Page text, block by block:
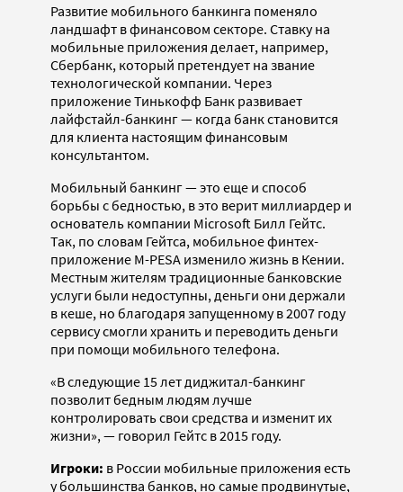
Развитие мобильного банкинга поменяло
ландшафт в финансовом секторе. Ставку на
мобильные приложения делает, например,
Сбербанк, который претендует на звание
технологической компании. Через
приложение Тинькофф Банк развивает
лайфстайл-банкинг — когда банк становится
для клиента настоящим финансовым
консультантом.
Мобильный банкинг — это еще и способ
борьбы с бедностью, в это верит миллиардер и
основатель компании Microsoft Билл Гейтс.
Так, по словам Гейтса, мобильное финтех-
приложение M-PESA изменило жизнь в Кении.
Местным жителям традиционные банковские
услуги были недоступны, деньги они держали
в кеше, но благодаря запущенному в 2007 году
сервису смогли хранить и переводить деньги
при помощи мобильного телефона.
«В следующие 15 лет диджитал-банкинг
позволит бедным людям лучше
контролировать свои средства и изменит их
жизни», — говорил Гейтс в 2015 году.
Игроки: в России мобильные приложения есть
у большинства банков, но самые продвинутые,